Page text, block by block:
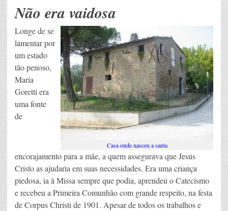
Não era vaidosa
Casa onde nasceu a santa
Longe de se
lamentar por
um estado
tão penoso,
Maria
Goretti era
uma fonte
de
encorajamento para a mãe, a quem assegurava que Jesus
Cristo as ajudaria em suas necessidades. Era uma criança
piedosa, ia à Missa sempre que podia, aprendeu o Catecismo
e recebeu a Primeira Comunhão com grande respeito, na festa
de Corpus Christi de 1901. Apesar de todos os trabalhos e